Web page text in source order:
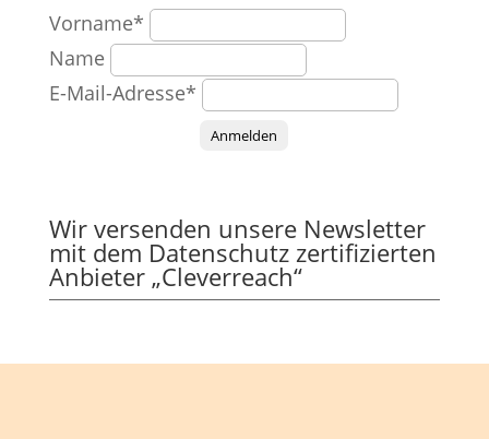
Vorname*
Name
E-Mail-Adresse*
Anmelden
Wir versenden unsere Newsletter
mit dem Datenschutz zertifizierten
Anbieter „Cleverreach“